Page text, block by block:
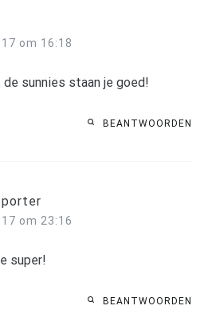
om 16:18
sunnies staan je goed!
BEANTWOORDEN
om 23:16
super!
BEANTWOORDEN